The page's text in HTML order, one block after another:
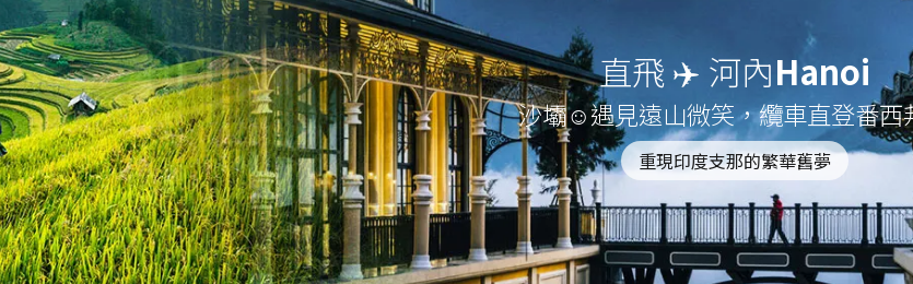
直飛 ✈️ 河內Hanoi
沙壩☺遇見遠山微笑，纜車直登番西
重現印度支那的繁華舊夢